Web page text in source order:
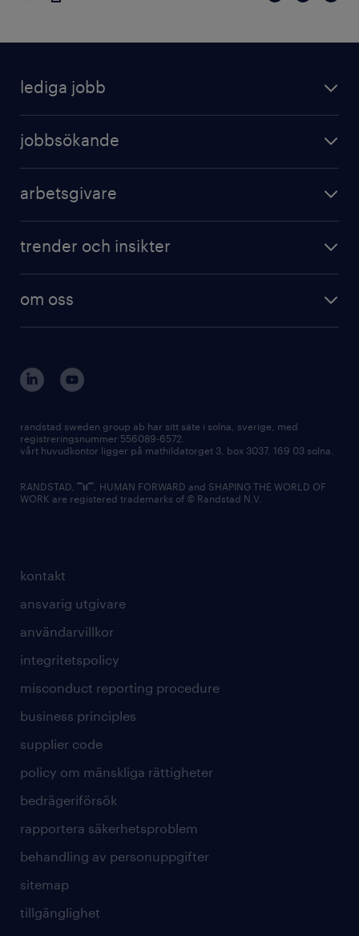
lediga jobb
jobbsökande
arbetsgivare
trender och insikter
om oss
kontakt
ansvarig utgivare
användarvillkor
integritetspolicy
misconduct reporting procedure
business principles
supplier code
policy om mänskliga rättigheter
bedrägeriförsök
rapportera säkerhetsproblem
behandling av personuppgifter
sitemap
tillgänglighet
randstad sweden group ab har sitt säte i solna, sverige, med
registreringsnummer 556089-6572.
vårt huvudkontor ligger på mathildatorget 3, box 3037, 169 03 solna.
RANDSTAD,
, HUMAN FORWARD and SHAPING THE WORLD OF
WORK are registered trademarks of © Randstad N.V.